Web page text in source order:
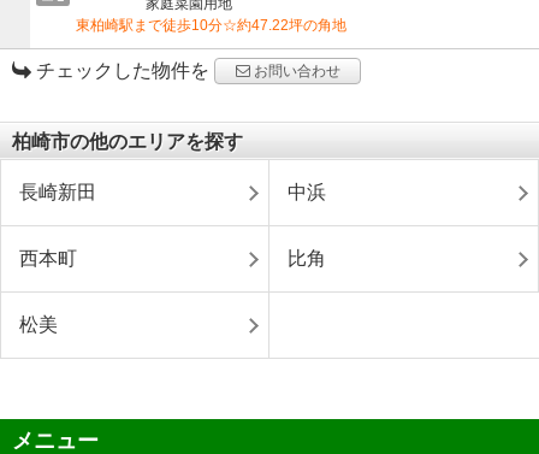
東柏崎駅まで徒歩10分☆約47.22坪の角地
チェックした物件を お問い合わせ
柏崎市の他のエリアを探す
長崎新田 中浜
西本町 比角
松美
メニュー